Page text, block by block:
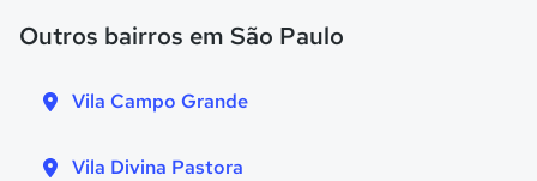
Outros bairros em São Paulo
Vila Campo Grande
Vila Divina Pastora